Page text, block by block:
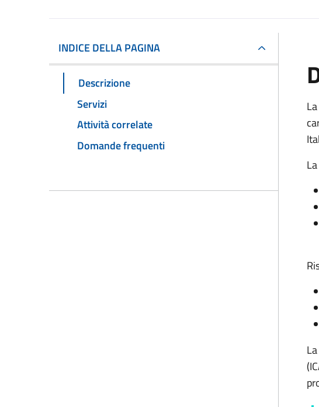
INDICE DELLA PAGINA
Descrizione
Servizi
Attività correlate
Domande frequenti